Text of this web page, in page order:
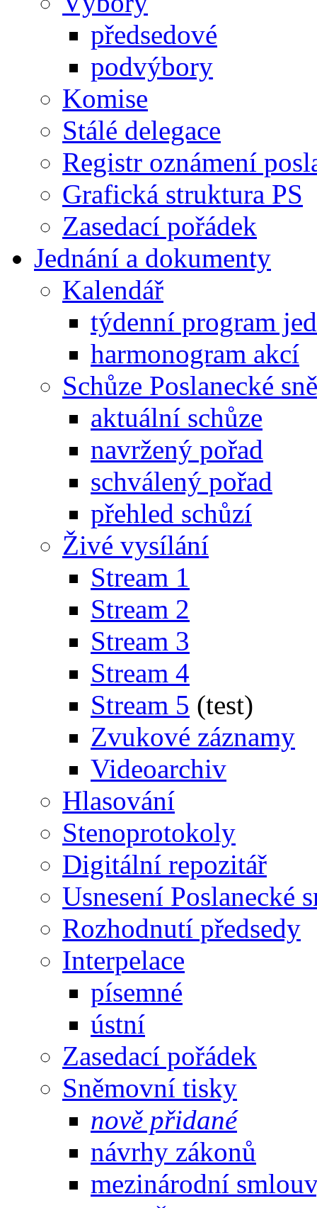
předsedové
podvýbory
Komise
Stálé delegace
Registr oznámení
Grafická struktura PS
Zasedací pořádek
Jednání a dokumenty
Kalendář
týdenní program
harmonogram akcí
Schůze Poslanecké
aktuální schůze
navržený pořad
schválený pořad
přehled schůzí
Živé vysílání
Stream 1
Stream 2
Stream 3
Stream 4
Stream 5 (test)
Zvukové záznamy
Videoarchiv
Hlasování
Stenoprotokoly
Digitální repozitář
Usnesení Poslanecké
Rozhodnutí předsedy
Interpelace
písemné
ústní
Zasedací pořádek
Sněmovní tisky
nově přidané
návrhy zákonů
mezinárodní